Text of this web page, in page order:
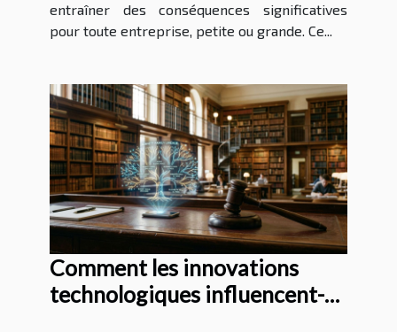
entraîner des conséquences significatives
pour toute entreprise, petite ou grande. Ce...
Comment les innovations
technologiques influencent-